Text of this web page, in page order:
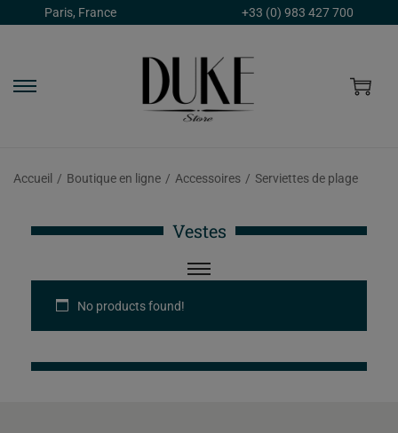
Paris, France +33 (0) 983 427 700
Accueil / Boutique en ligne / Accessoires / Serviettes de plage
Vestes
No products found!